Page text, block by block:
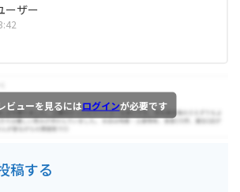
ーザー
ビューを見るにはログインが必要です
稿する